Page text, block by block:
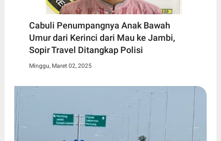
Cabuli Penumpangnya Anak Bawah
Umur dari Kerinci dari Mau ke Jambi,
Sopir Travel Ditangkap Polisi
Minggu, Maret 02, 2025